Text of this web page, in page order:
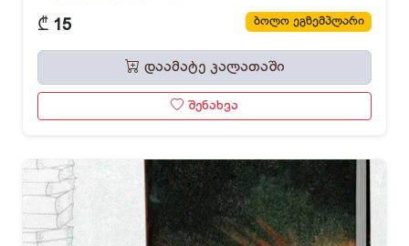
₾ 15 ბოლო ეგზემპლარი
დაამატე კალათაში
შენახვა